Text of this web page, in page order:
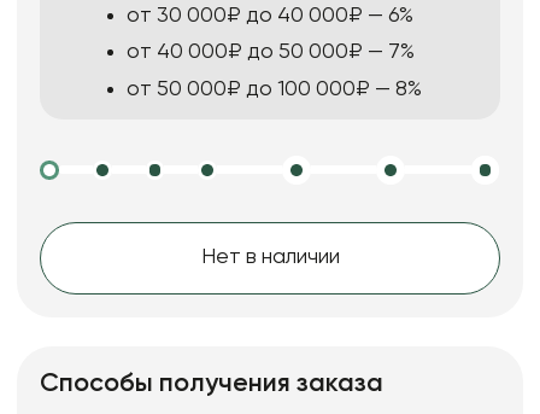
от 30 000₽ до 40 000₽ — 6%
от 40 000₽ до 50 000₽ — 7%
от 50 000₽ до 100 000₽ — 8%
Нет в наличии
Способы получения заказа